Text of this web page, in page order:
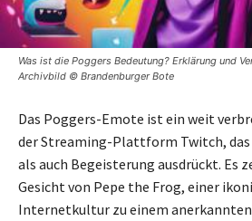
Was ist die Poggers Bedeutung? Erklärung und
Archivbild © Brandenburger Bote
Das Poggers-Emote ist ein weit
der Streaming-Plattform Twitch, das
als auch Begeisterung ausdrückt. Es
Gesicht von Pepe the Frog, einer
Internetkultur zu einem